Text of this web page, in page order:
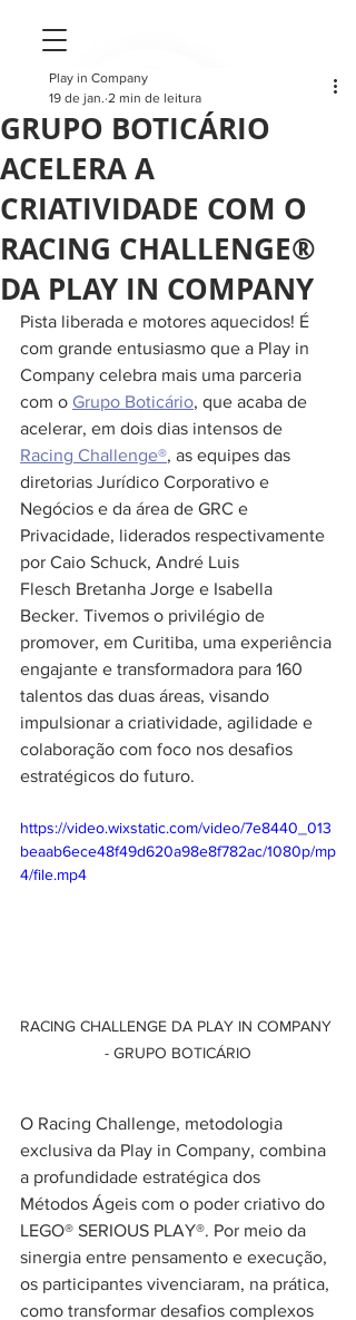
GRUPO BOTICÁRIO
ACELERA A
CRIATIVIDADE COM O
RACING CHALLENGE®
DA PLAY IN COMPANY
Play in Company
19 de jan. 2 min de leitura
Pista liberada e motores aquecidos! É
com grande entusiasmo que a Play in
Company celebra mais uma parceria
com o Grupo Boticário, que acaba de
acelerar, em dois dias intensos de
Racing Challenge®, as equipes das
diretorias Jurídico Corporativo e
Negócios e da área de GRC e
Privacidade, liderados respectivamente
por Caio Schuck, André Luis
Flesch Bretanha Jorge e Isabella
Becker. Tivemos o privilégio de
promover, em Curitiba, uma experiência
engajante e transformadora para 160
talentos das duas áreas, visando
impulsionar a criatividade, agilidade e
colaboração com foco nos desafios
estratégicos do futuro.
https://video.wixstatic.com/video/7e8440_013
beaab6ece48f49d620a98e8f782ac/1080p/mp
4/file.mp4
RACING CHALLENGE DA PLAY IN COMPANY
- GRUPO BOTICÁRIO
O Racing Challenge, metodologia
exclusiva da Play in Company, combina
a profundidade estratégica dos
Métodos Ágeis com o poder criativo do
LEGO® SERIOUS PLAY®. Por meio da
sinergia entre pensamento e execução,
os participantes vivenciaram, na prática,
como transformar desafios complexos